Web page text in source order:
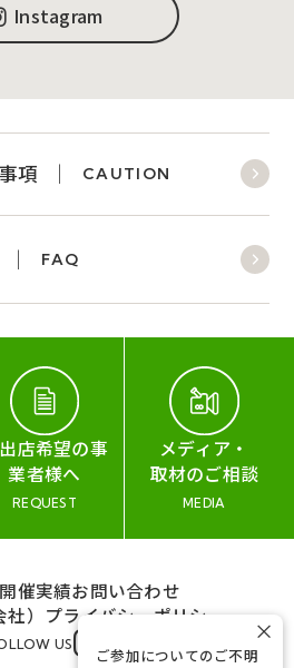
Instagram
項 CAUTION
FAQ
店希望の事
業者様へ
REQUEST
メディア・
取材のご相談
MEDIA
開催実績お問い合わせ
） プライバシーポリシー
US
ご参加についてのご不明
×